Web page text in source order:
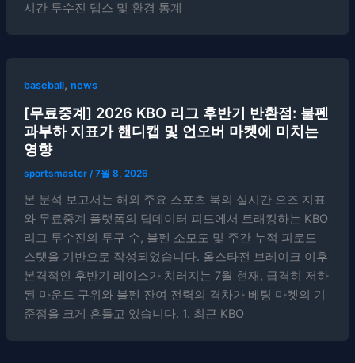
시간 투수진 뎁스 및 환경 통계
baseball, news
[무료중계] 2026 KBO 리그 후반기 반환점: 불펜
과부하 지표가 핸디캡 및 언오버 마켓에 미치는
영향
sportsmaster /7월 8, 2026
본 분석 보고서는 해외 주요 스포츠 북의 실시간 오즈 지표
와 무료중계 플랫폼의 딥데이터 피드에서 트래킹하는 KBO
리그 투수진의 투구 수, 불펜 소모도 및 주간 누적 피로도
스탯을 기반으로 작성되었습니다. 올스타전 브레이크 이후
본격적인 후반기 레이스가 치러지는 7월 현재, 급격히 저하
된 마운드 구위와 불펜 잔여 전력의 격차가 베팅 마켓의 기
준점을 크게 흔들고 있습니다. 1. 최근 KBO